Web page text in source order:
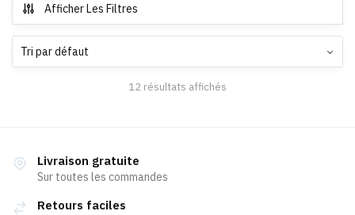
variations.
Les
Afficher Les Filtres
12 résultats affichés
Livraison gratuite
Sur toutes les commandes
Retours faciles